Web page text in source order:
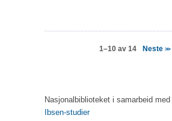
1–10 av 14 Neste>>
Nasjonalbiblioteket i samarbeid med
Ibsen-studier